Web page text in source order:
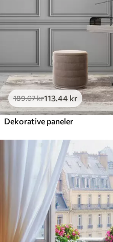
189.07kr113.44 kr
Dekorative paneler